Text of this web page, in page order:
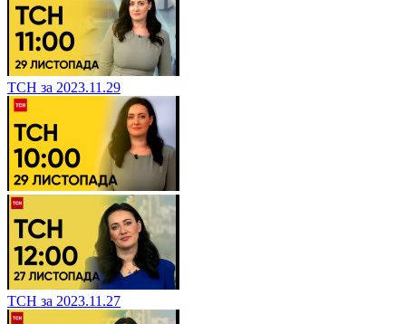
ТСН за 2023.11.29
ТСН за 2023.11.27